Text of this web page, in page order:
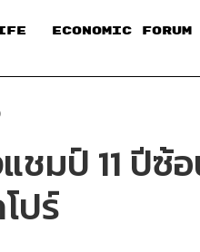
ECONOMIC FORUM
มป์ 11 ปีซ้
ปร์